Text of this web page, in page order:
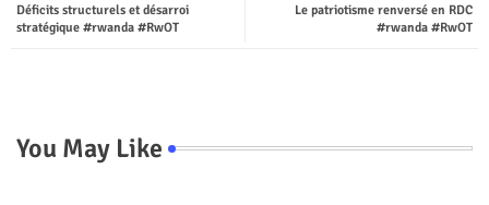
Le patriotisme renversé en RDC
#rwanda #RwOT
Déficits structurels et désarroi
stratégique #rwanda #RwOT
You May Like